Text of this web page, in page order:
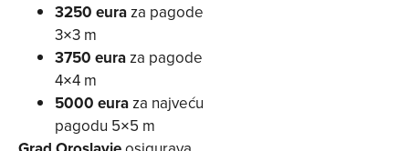
3250 euraza pagode
3×3 m
3750 euraza pagode
4×4 m
5000 euraza najveću
pagodu 5×5 m